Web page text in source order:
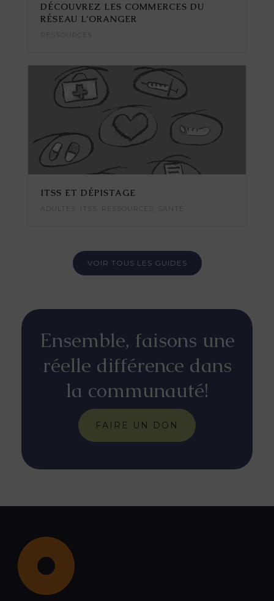
DÉCOUVREZ LES COMMERCES DU
RÉSEAU L’ORANGER
RESSOURCES
ITSS ET DÉPISTAGE
ADULTES ITSS RESSOURCES SANTÉ
VOIR TOUS LES GUIDES
Ensemble, faisons une
réelle différence dans
la communauté!
FAIRE UN DON